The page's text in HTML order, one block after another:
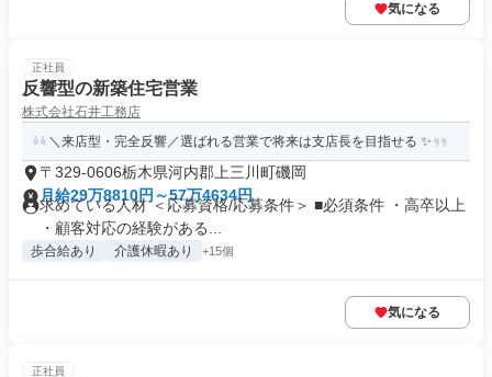
気になる
正社員
反響型の新築住宅営業
株式会社石井工務店
＼来店型・完全反響／選ばれる営業で将来は支店長を目指せる ✨
〒329-0606栃木県河内郡上三川町磯岡
月給29万8810円～57万4634円
求めている人材 ＜応募資格/応募条件＞ ■必須条件 ・高卒以上
・顧客対応の経験がある...
歩合給あり 介護休暇あり +15個
気になる
正社員